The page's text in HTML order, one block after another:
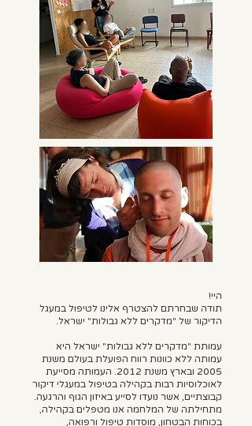
היי!
תודה שבחרתם להצטרף אלינו לטיפול במעגל
הדיקור של "מדקרים ללא גבולות" ישראל.
עמותת "מדקרים ללא גבולות" ישראל היא
עמותה ללא כוונות רווח הפועלת בעולם משנת
2005 ובארץ משנת 2012. העמותה מסייעת
לאוכלוסיות רבות בקהילה בטיפול במעגלי דיקור
קבוצתיים, אשר נועדו לסייע באיזון הגוף והרגעה.
מתחילתה של המלחמה אנו מטפלים בקהילה,
בכוחות הבטחון, מוסדות טיפול ורפואה,